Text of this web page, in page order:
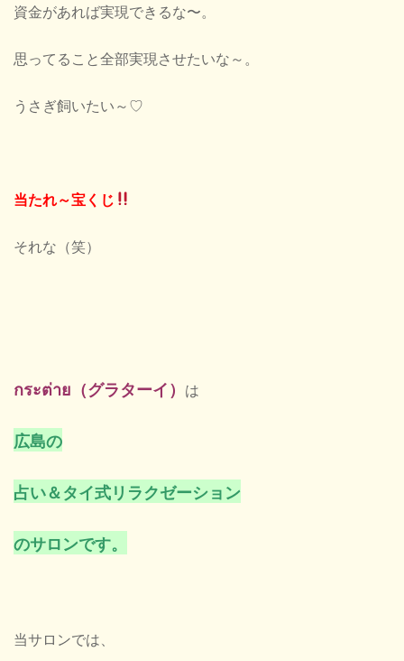
資金があれば実現できるな〜。
思ってること全部実現させたいな～。
うさぎ飼いたい～♡
当たれ～宝くじ
それな（笑）
กระต่าย（グラターイ） は
広島の
占い＆タイ式リラクゼーション
のサロンです。
当サロンでは、